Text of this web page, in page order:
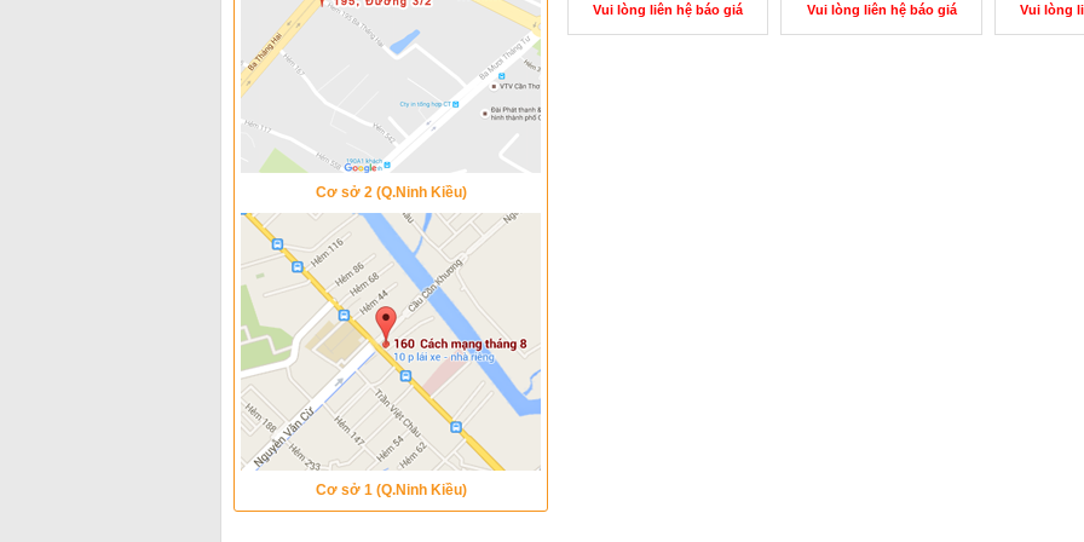
Cơ sở 2 (Q.Ninh Kiều)
Cơ sở 1 (Q.Ninh Kiều)
Vui lòng liên hệ báo giá Vui lòng liên hệ báo giá Vui lòng